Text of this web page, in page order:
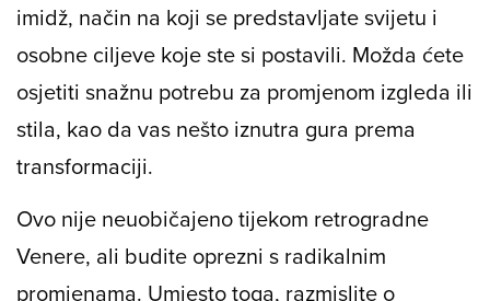
imidž, način na koji se predstavljate svijetu i
osobne ciljeve koje ste si postavili. Možda ćete
osjetiti snažnu potrebu za promjenom izgleda ili
stila, kao da vas nešto iznutra gura prema
transformaciji.
Ovo nije neuobičajeno tijekom retrogradne
Venere, ali budite oprezni s radikalnim
promjenama. Umjesto toga, razmislite o